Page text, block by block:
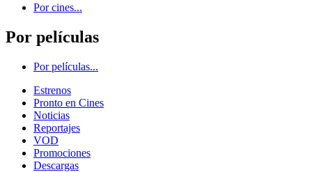
Por cines...
Por películas
Por películas...
Estrenos
Pronto en Cines
Noticias
Reportajes
VOD
Promociones
Descargas